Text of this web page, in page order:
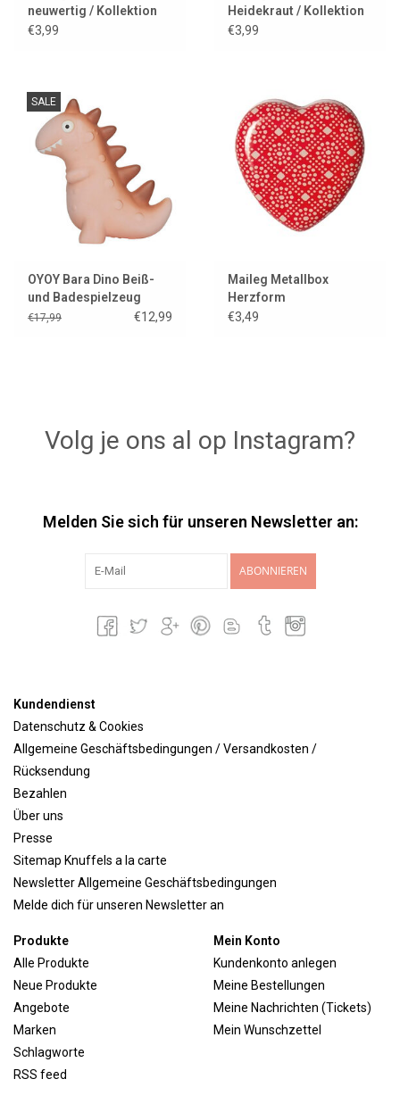
neuwertig / Kollektion
2023
€3,99
Heidekraut / Kollektion
2024
€3,99
SALE
OYOY Bara Dino Beiß-
und Badespielzeug
€17,99 €12,99
Maileg Metallbox
Herzform
€3,49
Volg je ons al op Instagram?
Melden Sie sich für unseren Newsletter an:
ABONNIEREN
Kundendienst
Datenschutz & Cookies
Allgemeine Geschäftsbedingungen / Versandkosten /
Rücksendung
Bezahlen
Über uns
Presse
Sitemap Knuffels a la carte
Newsletter Allgemeine Geschäftsbedingungen
Melde dich für unseren Newsletter an
Produkte
Alle Produkte
Neue Produkte
Angebote
Marken
Schlagworte
RSS feed
Mein Konto
Kundenkonto anlegen
Meine Bestellungen
Meine Nachrichten (Tickets)
Mein Wunschzettel